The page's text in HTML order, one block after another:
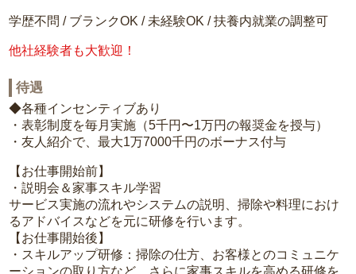
学歴不問 / ブランクOK / 未経験OK / 扶養内就業の調整可
他社経験者も大歓迎！
待遇
◆各種インセンティブあり
・表彰制度を毎月実施（5千円〜1万円の報奨金を授与）
・友人紹介で、最大1万7000千円のボーナス付与
【お仕事開始前】
・説明会＆家事スキル学習
サービス実施の流れやシステムの説明、掃除や料理におけ
るアドバイスなどを元に研修を行います。
【お仕事開始後】
・スキルアップ研修：掃除の仕方、お客様とのコミュニケ